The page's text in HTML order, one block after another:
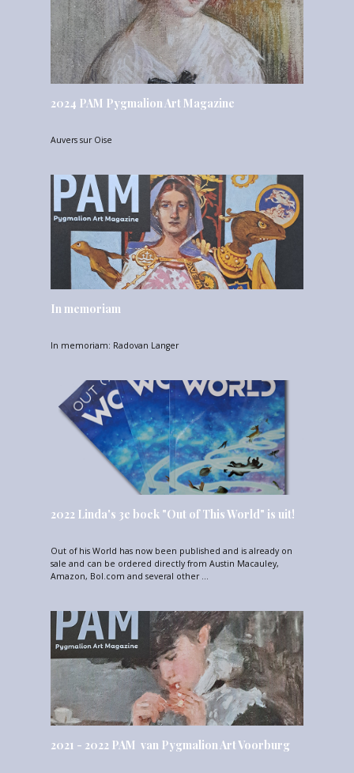
2024 PAM Pygmalion Art Magazine
Auvers sur Oise
In memoriam
In memoriam: Radovan Langer
2022 Linda's 3e boek "Out of This World" is uit!
Out of his World has now been published and is already on
sale and can be ordered directly from Austin Macauley,
Amazon, Bol.com and several other …
2021 - 2022 PAM van Pygmalion Art Voorburg